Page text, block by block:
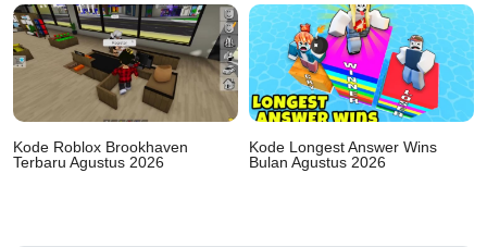
Kode Roblox Brookhaven
Terbaru Agustus 2026
Kode Longest Answer Wins
Bulan Agustus 2026